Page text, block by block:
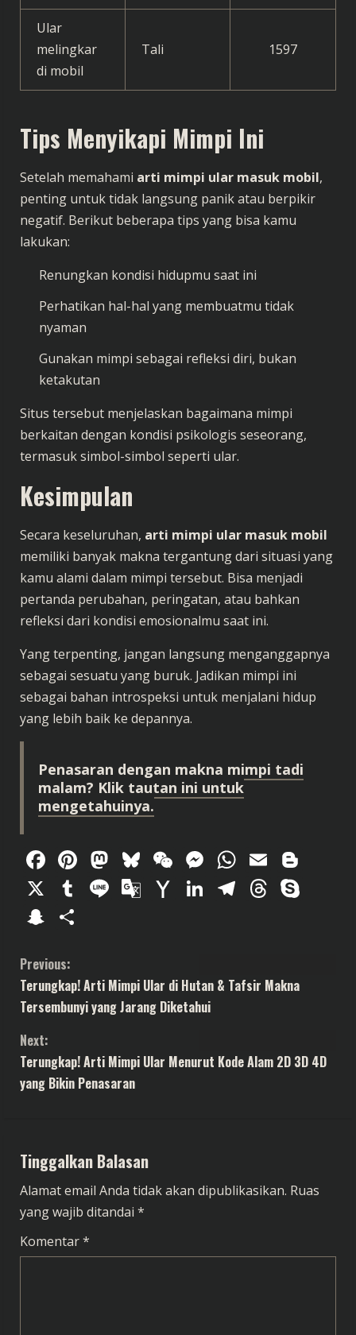
Ular
melingkar
di mobil
Tali 1597
Tips Menyikapi Mimpi Ini
Setelah memahami arti mimpi ular masuk mobil,
penting untuk tidak langsung panik atau berpikir
negatif. Berikut beberapa tips yang bisa kamu
lakukan:
Renungkan kondisi hidupmu saat ini
Perhatikan hal-hal yang membuatmu tidak
nyaman
Gunakan mimpi sebagai refleksi diri, bukan
ketakutan
Situs tersebut menjelaskan bagaimana mimpi
berkaitan dengan kondisi psikologis seseorang,
termasuk simbol-simbol seperti ular.
Kesimpulan
Secara keseluruhan, arti mimpi ular masuk mobil
memiliki banyak makna tergantung dari situasi yang
kamu alami dalam mimpi tersebut. Bisa menjadi
pertanda perubahan, peringatan, atau bahkan
refleksi dari kondisi emosionalmu saat ini.
Yang terpenting, jangan langsung menganggapnya
sebagai sesuatu yang buruk. Jadikan mimpi ini
sebagai bahan introspeksi untuk menjalani hidup
yang lebih baik ke depannya.
Penasaran dengan makna mimpi tadi
malam? Klik tautan ini untuk
mengetahuinya.
Facebook
Pinterest
Mastodon
Bluesky
WeChat
Messenger
Email
X
Tumblr
LineGoogle
YahooLinkedIn
Telegram
Snapchat
C
o
n
t
i
u
e
R
e
Previous:
Terungkap! Arti Mimpi Ular di Hutan & Tafsir Makna
Tersembunyi yang Jarang Diketahui
Next:
Terungkap! Arti Mimpi Ular Menurut Kode Alam 2D 3D 4D
yang Bikin Penasaran
Tinggalkan Balasan
Alamat email Anda tidak akan dipublikasikan. Ruas
yang wajib ditandai *
Komentar*